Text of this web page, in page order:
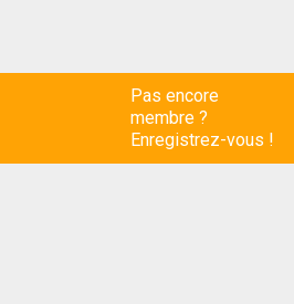
Pas encore
membre ?
Enregistrez-vous !